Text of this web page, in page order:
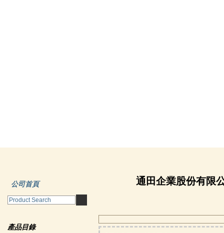
公司首頁
產品目錄
通田企業股份有限